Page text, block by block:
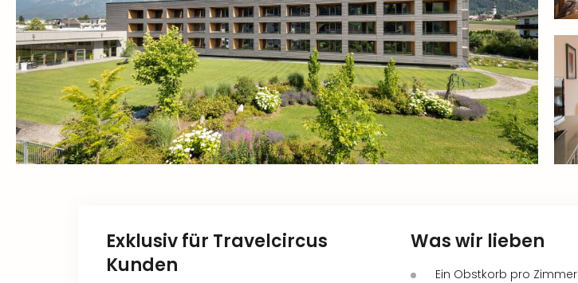
Exklusiv für Travelcircus
Kunden
Was wir lieben
Ein Obstkorb pro Zimmer